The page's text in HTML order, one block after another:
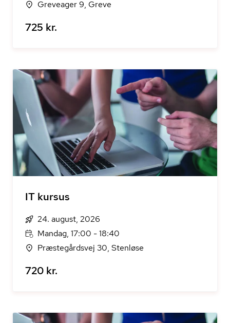
Greveager 9, Greve
725 kr.
IT kursus
24. august, 2026
Mandag, 17:00 - 18:40
Præstegårdsvej 30, Stenløse
720 kr.